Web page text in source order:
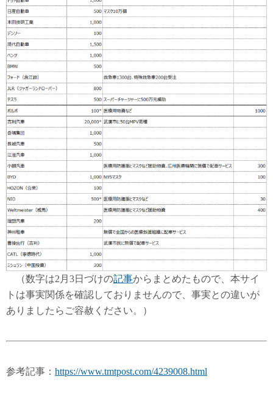
（数字は2月3日づけの記事からまとめたもので、本サイ
トは事実関係を確認しておりませんので、事実との違いが
ありましたらご容赦ください。）
参考記事： https://www.tmtpost.com/4239008.html